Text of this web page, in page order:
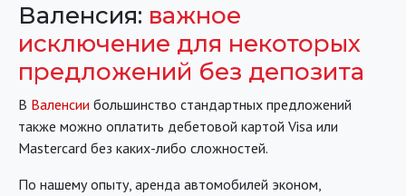
Валенсия: важное
исключение для некоторых
предложений без депозита
В Валенсии большинство стандартных предложений
также можно оплатить дебетовой картой Visa или
Mastercard без каких-либо сложностей.
По нашему опыту, аренда автомобилей эконом,